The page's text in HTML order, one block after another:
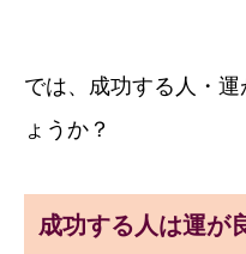
では、成功する人・
ょうか？
成功する人は運が